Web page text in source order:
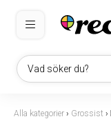
Vad söker du?
Alla kategorier › Grossist ›